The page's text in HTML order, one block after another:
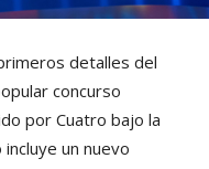
detalles del
concurso
por Cuatro bajo la
un nuevo